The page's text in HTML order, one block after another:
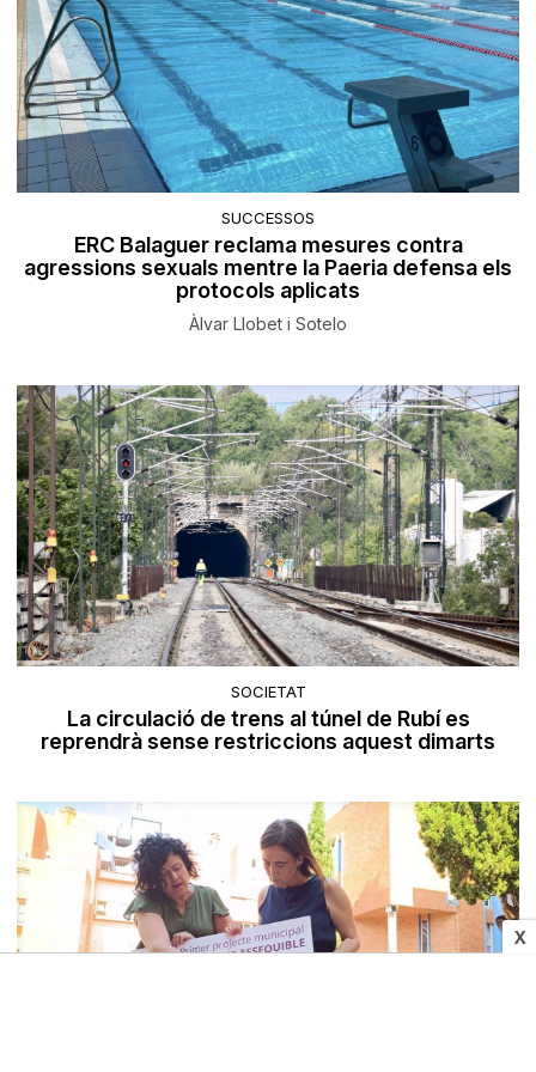
X
SUCCESSOS
ERC Balaguer reclama mesures contra
agressions sexuals mentre la Paeria defensa els
protocols aplicats
Àlvar Llobet i Sotelo
SOCIETAT
La circulació de trens al túnel de Rubí es
reprendrà sense restriccions aquest dimarts